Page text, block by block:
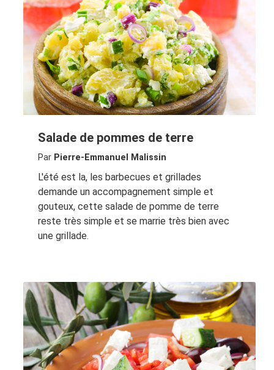
Salade de pommes de terre
Par Pierre-Emmanuel Malissin
L'été est la, les barbecues et grillades
demande un accompagnement simple et
gouteux, cette salade de pomme de terre
reste très simple et se marrie très bien avec
une grillade.